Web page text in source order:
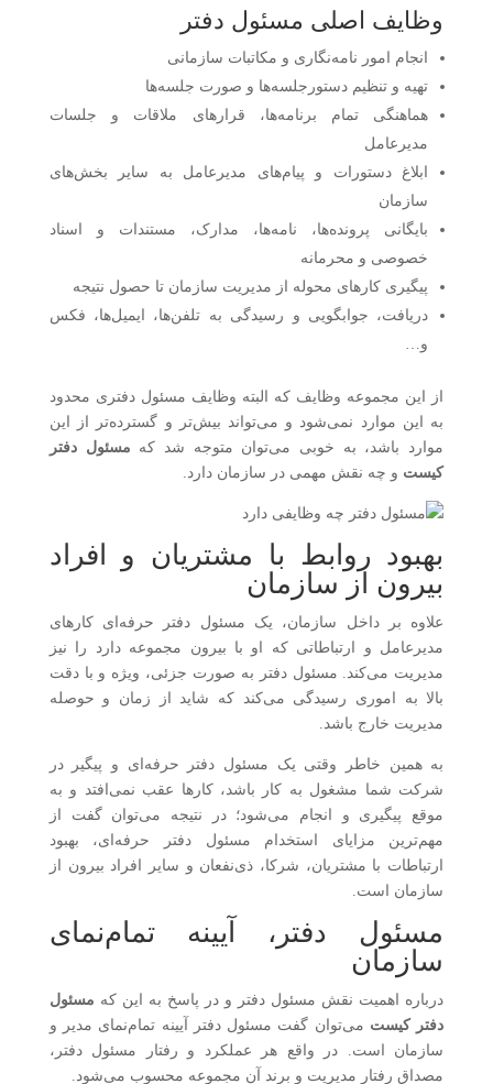
وظایف اصلی مسئول دفتر
انجام امور نامه‌نگاری و مکاتبات سازمانی
تهیه و تنظیم دستورجلسه‌ها و صورت جلسه‌ها
هماهنگی تمام برنامه‌ها، قرارهای ملاقات و جلسات
مدیرعامل
ابلاغ دستورات و پیام‌های مدیرعامل به سایر بخش‌های
سازمان
بایگانی پرونده‌ها، نامه‌ها، مدارک، مستندات و اسناد
خصوصی و محرمانه
پیگیری کارهای محوله از مدیریت سازمان تا حصول نتیجه
دریافت، جوابگویی و رسیدگی به تلفن‌ها، ایمیل‌ها، فکس
و…
از این مجموعه وظایف که البته وظایف مسئول دفتری محدود
به این موارد نمی‌شود و می‌تواند بیش‌تر و گسترده‌تر از این
موارد باشد، به خوبی می‌توان متوجه شد که مسئول دفتر
کیست و چه نقش مهمی در سازمان دارد.
بهبود روابط با مشتریان و افراد
بیرون از سازمان
علاوه بر داخل سازمان، یک مسئول دفتر حرفه‌ای کارهای
مدیرعامل و ارتباطاتی که او با بیرون مجموعه دارد را نیز
مدیریت می‌کند. مسئول دفتر به صورت جزئی، ویژه و با دقت
بالا به اموری رسیدگی می‌کند که شاید از زمان و حوصله
مدیریت خارج باشد.
به همین خاطر وقتی یک مسئول دفتر حرفه‌ای و پیگیر در
شرکت شما مشغول به کار باشد، کارها عقب نمی‌افتد و به
موقع پیگیری و انجام می‌شود؛ در نتیجه می‌توان گفت از
مهم‌ترین مزایای استخدام مسئول دفتر حرفه‌ای، بهبود
ارتباطات با مشتریان، شرکا، ذی‌نفعان و سایر افراد بیرون از
سازمان است.
مسئول دفتر، آیینه تمام‌نمای
سازمان
درباره اهمیت نقش مسئول دفتر و در پاسخ به این که مسئول
دفتر کیست می‌توان گفت مسئول دفتر آیینه تمام‌نمای مدیر و
سازمان است. در واقع هر عملکرد و رفتار مسئول دفتر،
مصداق رفتار مدیریت و برند آن مجموعه محسوب می‌شود.